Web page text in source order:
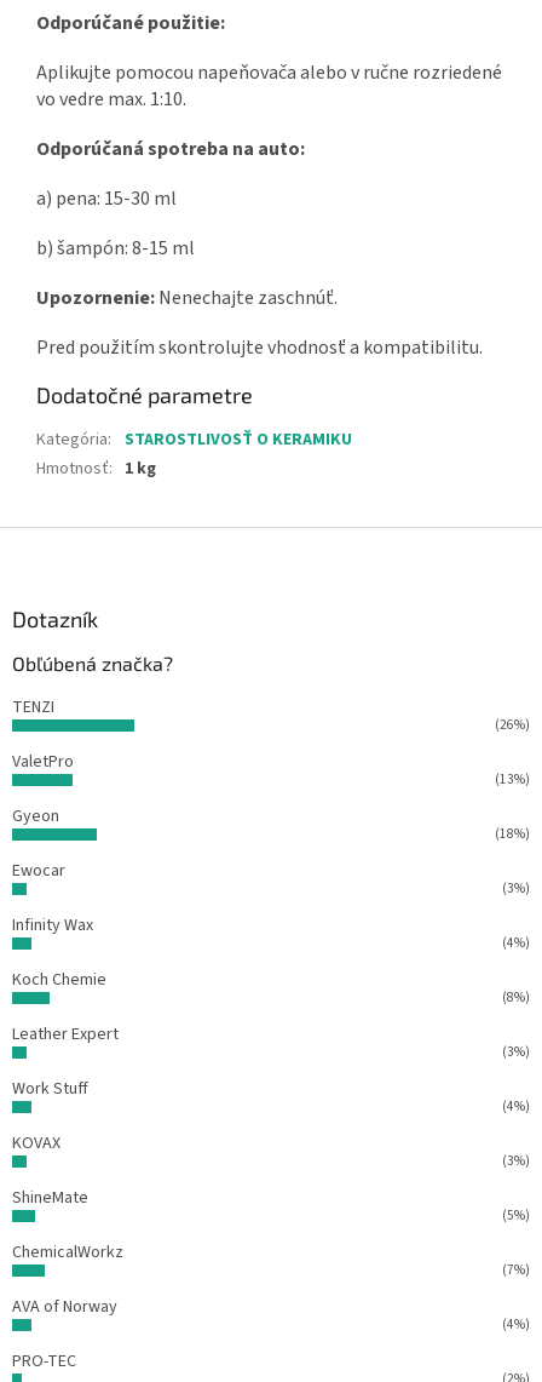
Odporúčané použitie:
Aplikujte pomocou napeňovača alebo v ručne rozriedené
vo vedre max. 1:10.
Odporúčaná spotreba na auto:
a) pena: 15-30 ml
b) šampón: 8-15 ml
Upozornenie:Nenechajte zaschnúť.
Pred použitím skontrolujte vhodnosť a kompatibilitu.
Dodatočné parametre
Kategória: STAROSTLIVOSŤ O KERAMIKU
Hmotnosť: 1 kg
Dotazník
Obľúbená značka?
TENZI
(26%)
ValetPro
(13%)
Gyeon
(18%)
Ewocar
(3%)
Infinity Wax
(4%)
Koch Chemie
(8%)
Leather Expert
(3%)
Work Stuff
(4%)
KOVAX
(3%)
ShineMate
(5%)
ChemicalWorkz
(7%)
AVA of Norway
(4%)
PRO-TEC